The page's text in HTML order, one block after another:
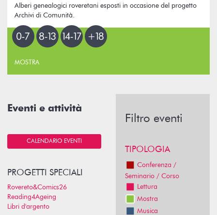
Alberi genealogici roveretani esposti in occasione del progetto
Archivi di Comunità.
MOSTRA
Eventi e attività
CALENDARIO EVENTI
PROGETTI SPECIALI
Rovereto&Comics26
Reading4Ageing
Libri d'argento
Filtro eventi
TIPOLOGIA
Conferenza /
Seminario / Corso
Lettura
Mostra
Musica